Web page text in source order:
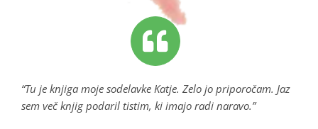
“Tu je knjiga moje sodelavke Katje. Zelo jo priporočam. Jaz
sem več knjig podaril tistim, ki imajo radi naravo.”